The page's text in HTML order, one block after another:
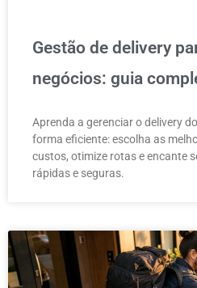
Gestão de delivery
negócios: guia
Aprenda a gerenciar o delivery
forma eficiente: escolha as
custos, otimize rotas e encante
rápidas e seguras.